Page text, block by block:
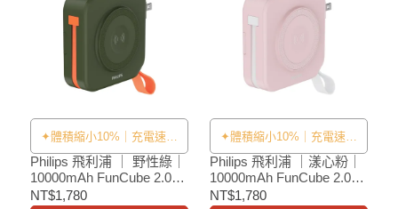
✦體積縮小10%｜充電速度
提升33%✦
Philips 飛利浦 ｜ 野性綠｜
10000mAh FunCube 2.0多
合一螢幕顯示行動電源
NT$1,780
✦體積縮小10%｜充電速度
提升33%✦
Philips 飛利浦 ｜漾心粉｜
10000mAh FunCube 2.0多
合一螢幕顯示行動電源
NT$1,780